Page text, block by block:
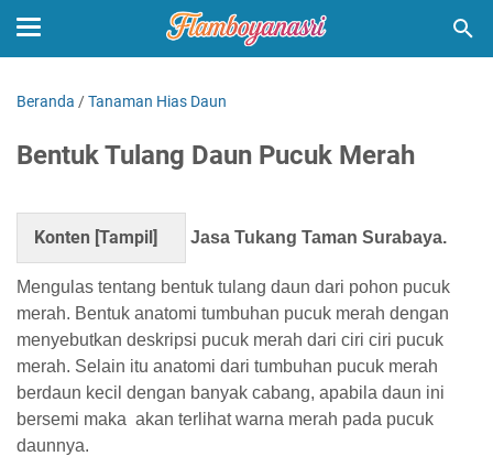
Beranda /Tanaman Hias Daun
Bentuk Tulang Daun Pucuk Merah
Konten [Tampil] Jasa Tukang Taman Surabaya.
Mengulas tentang bentuk tulang daun dari pohon pucuk
merah. Bentuk anatomi tumbuhan pucuk merah dengan
menyebutkan deskripsi pucuk merah dari ciri ciri pucuk
merah. Selain itu anatomi dari tumbuhan pucuk merah
berdaun kecil dengan banyak cabang, apabila daun ini
bersemi maka akan terlihat warna merah pada pucuk
daunnya.